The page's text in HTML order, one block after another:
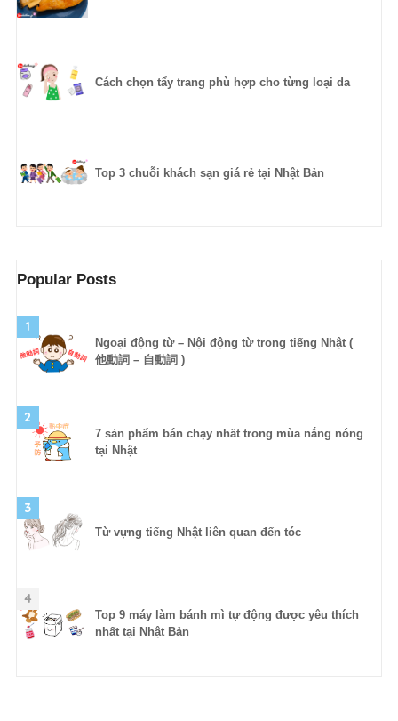
Cách chọn tẩy trang phù hợp cho từng loại da
Top 3 chuỗi khách sạn giá rẻ tại Nhật Bản
Popular Posts
1
Ngoại động từ – Nội động từ trong tiếng Nhật (
他動詞 – 自動詞 )
2
7 sản phẩm bán chạy nhất trong mùa nắng nóng
tại Nhật
3
Từ vựng tiếng Nhật liên quan đến tóc
4
Top 9 máy làm bánh mì tự động được yêu thích
nhất tại Nhật Bản